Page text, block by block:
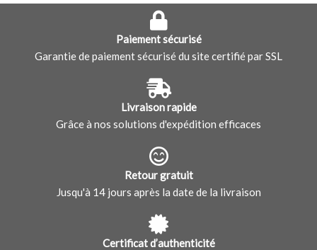
Paiement sécurisé
Garantie de paiement sécurisé du site certifié par SSL
Livraison rapide
Grâce à nos solutions d'expédition efficaces
Retour gratuit
Jusqu'à 14 jours après la date de la livraison
Certificat d’authenticité